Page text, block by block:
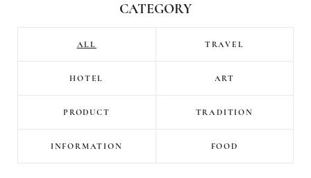
CATEGORY
ALL TRAVEL
HOTEL ART
PRODUCT TRADITION
INFORMATION FOOD